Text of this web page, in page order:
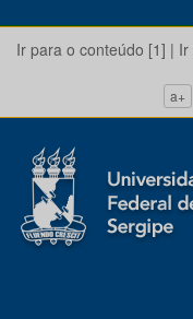
Ir para o conteúdo [1] | Ir
a+